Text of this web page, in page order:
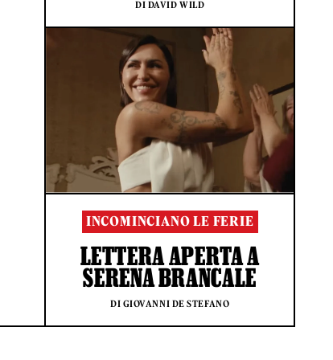
DI DAVID WILD
INCOMINCIANO LE FERIE
LETTERA APERTA A
SERENA BRANCALE
DI GIOVANNI DE STEFANO